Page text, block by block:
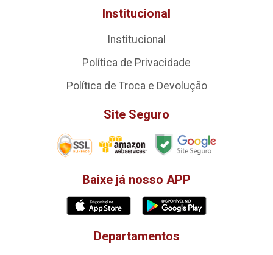
Institucional
Institucional
Política de Privacidade
Política de Troca e Devolução
Site Seguro
Baixe já nosso APP
Departamentos